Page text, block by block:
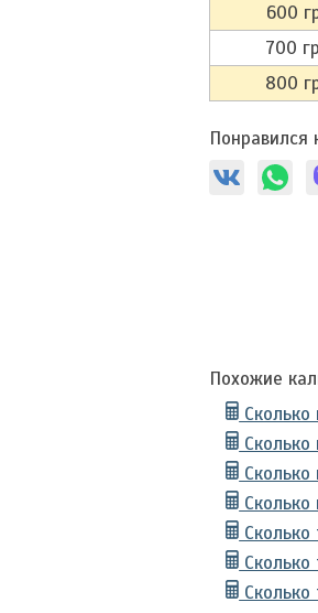
600
700
800
Понравился
Похожие